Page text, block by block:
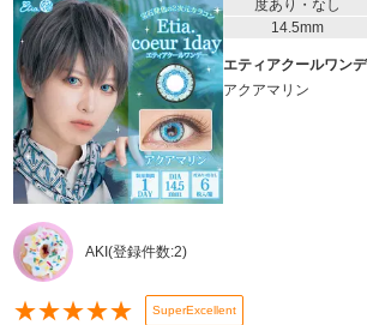
度あり・なし
14.5mm
エティアクールワン
アクアマリン
AKI (登録件数:2)
★★★★★ SuperExcellent